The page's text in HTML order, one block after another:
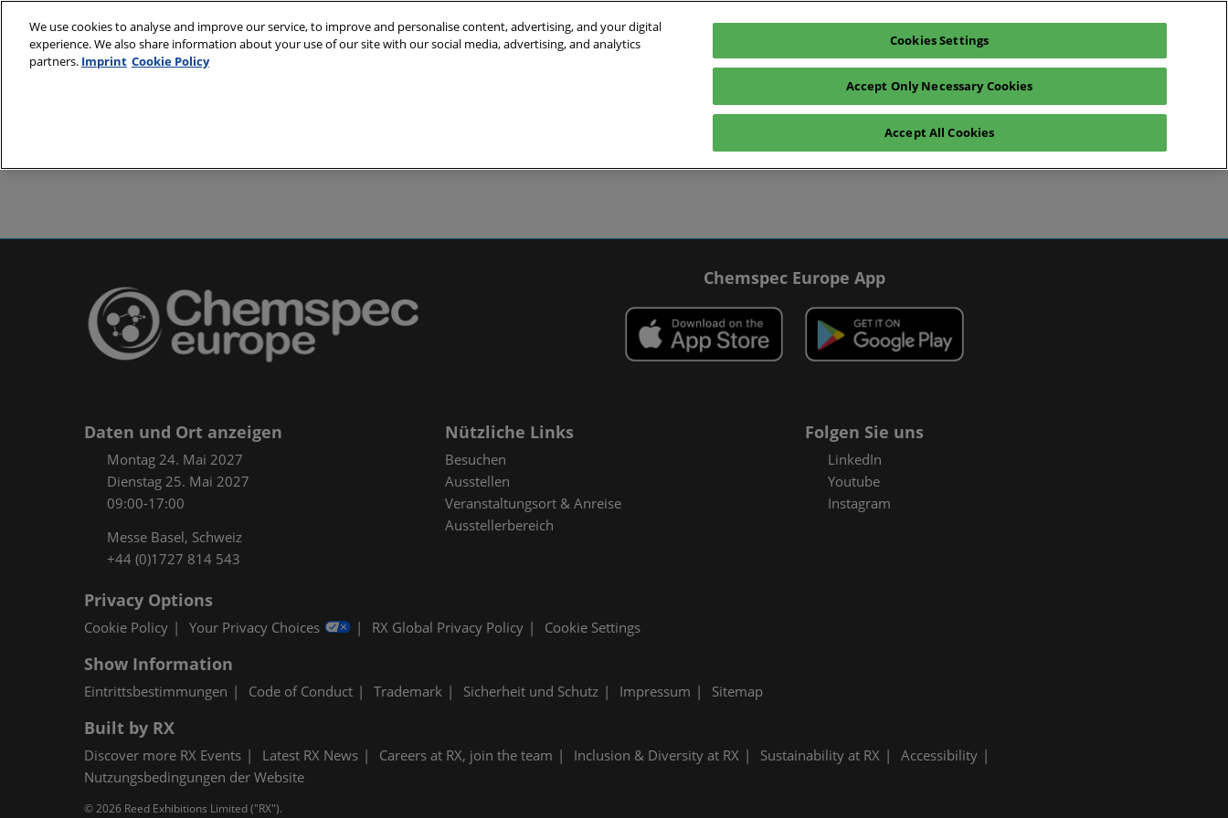
to
content
24. - 25. Mai 2027
Deutsch
Interesse anmelden Aussteller anfragen
Unterkunft buchen
Presse & medien
Hilfe
Exhibitor Hub
Chemspec Europe App
Daten und Ort anzeigen
Montag 24. Mai 2027
Dienstag 25. Mai 2027
09:00-17:00
Messe Basel, Schweiz
+44 (0)1727 814 543
Nützliche Links
Besuchen
Ausstellen
Veranstaltungsort & Anreise
Ausstellerbereich
Folgen Sie uns
LinkedIn
Youtube
Instagram
Privacy Options
Cookie Policy Your Privacy Choices RX Global Privacy Policy Cookie Settings
Show Information
Eintrittsbestimmungen Code of Conduct Trademark Sicherheit und Schutz Impressum Sitemap
Built by RX
Discover more RX Events Latest RX News Careers at RX, join the team Inclusion & Diversity at RX Sustainability at RX
Accessibility
Nutzungsbedingungen der Website
© 2026 Reed Exhibitions Limited ("RX").
We use cookies to analyse and improve our service, to improve and personalise content, advertising, and your digital
experience. We also share information about your use of our site with our social media, advertising, and analytics
partners. Imprint Cookie Policy
Cookies Settings
Accept Only Necessary Cookies
Accept All Cookies